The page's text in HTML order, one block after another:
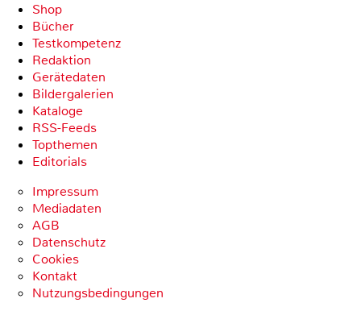
Shop
Bücher
Testkompetenz
Redaktion
Gerätedaten
Bildergalerien
Kataloge
RSS-Feeds
Topthemen
Editorials
Impressum
Mediadaten
AGB
Datenschutz
Cookies
Kontakt
Nutzungsbedingungen